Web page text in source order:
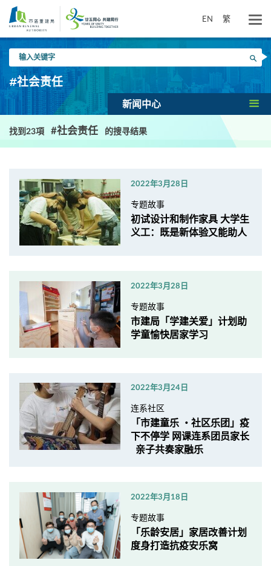
要
EN 繁
入
关
键
搜寻
#社会责任
新闻中心
找到23項 #社会责任 的搜寻结果
2022年3月28日
专题故事
初试设计和制作家具 大学生
义工：既是新体验又能助人
2022年3月28日
专题故事
市建局「学建关爱」计划助
学童愉快居家学习
2022年3月24日
连系社区
「市建童乐 ・社区乐团」疫
下不停学 网课连系团员家长
亲子共奏家融乐
2022年3月18日
专题故事
「乐龄安居」家居改善计划
度身打造抗疫安乐窝